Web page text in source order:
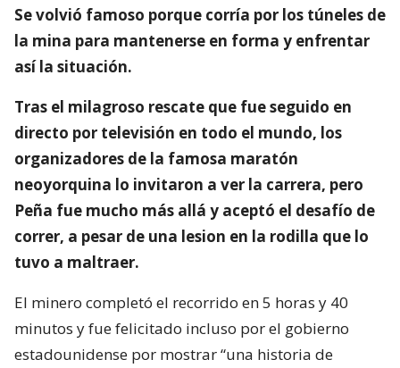
Se volvió famoso porque corría por los túneles de
la mina para mantenerse en forma y enfrentar
así la situación.
Tras el milagroso rescate que fue seguido en
directo por televisión en todo el mundo, los
organizadores de la famosa maratón
neoyorquina lo invitaron a ver la carrera, pero
Peña fue mucho más allá y aceptó el desafío de
correr, a pesar de una lesion en la rodilla que lo
tuvo a maltraer.
El minero completó el recorrido en 5 horas y 40
minutos y fue felicitado incluso por el gobierno
estadounidense por mostrar “una historia de